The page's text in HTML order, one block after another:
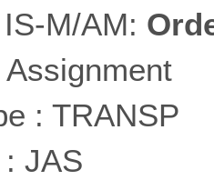
M/AM:
: TRANSP
JAS